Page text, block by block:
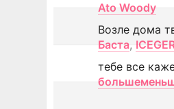
Ato Woody
Возле дома
Баста,
тебе все